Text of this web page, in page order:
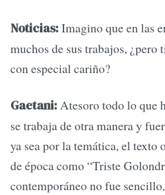
Noticias:Imagino que en las
muchos de sus trabajos, ¿pero
con especial cariño?
Gaetani:Atesoro todo lo que
se trabaja de otra manera y
ya sea por la temática, el texto
de época como “Triste
contemporáneo no fue